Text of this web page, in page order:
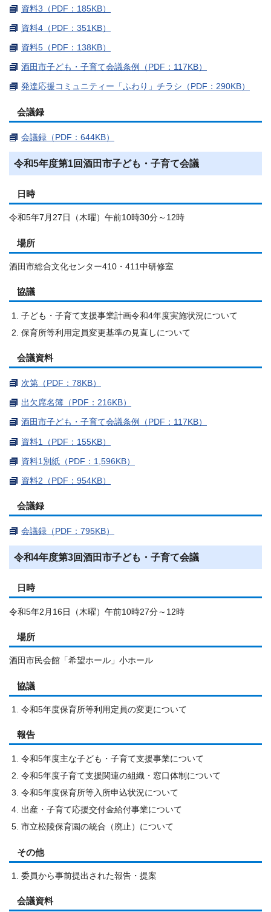
資料3（PDF：185KB）
資料4（PDF：351KB）
資料5（PDF：138KB）
酒田市子ども・子育て会議条例（PDF：117KB）
発達応援コミュニティー「ふわり」チラシ（PDF：290KB）
会議録
会議録（PDF：644KB）
令和5年度第1回酒田市子ども・子育て会議
日時
令和5年7月27日（木曜）午前10時30分～12時
場所
酒田市総合文化センター410・411中研修室
協議
子ども・子育て支援事業計画令和4年度実施状況について
保育所等利用定員変更基準の見直しについて
会議資料
次第（PDF：78KB）
出欠席名簿（PDF：216KB）
酒田市子ども・子育て会議条例（PDF：117KB）
資料1（PDF：155KB）
資料1別紙（PDF：1,596KB）
資料2（PDF：954KB）
会議録
会議録（PDF：795KB）
令和4年度第3回酒田市子ども・子育て会議
日時
令和5年2月16日（木曜）午前10時27分～12時
場所
酒田市民会館「希望ホール」小ホール
協議
令和5年度保育所等利用定員の変更について
報告
令和5年度主な子ども・子育て支援事業について
令和5年度子育て支援関連の組織・窓口体制について
令和5年度保育所等入所申込状況について
出産・子育て応援交付金給付事業について
市立松陵保育園の統合（廃止）について
その他
委員から事前提出された報告・提案
会議資料